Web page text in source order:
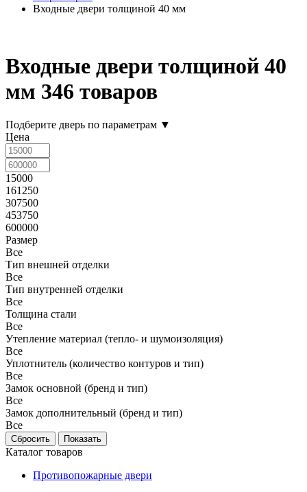
Входные двери толщиной 40 мм
Входные двери толщиной 40
мм 346 товаров
Подберите дверь по параметрам ▼
Цена
15000
161250
307500
453750
600000
Размер
Все
Тип внешней отделки
Все
Тип внутренней отделки
Все
Толщина стали
Все
Утепление материал (тепло- и шумоизоляция)
Все
Уплотнитель (количество контуров и тип)
Все
Замок основной (бренд и тип)
Все
Замок дополнительный (бренд и тип)
Все
Каталог товаров
Противопожарные двери